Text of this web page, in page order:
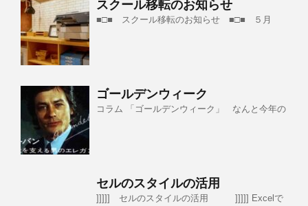
スクール移転のお知らせ
■□■ スクール移転のお知らせ ■□■ ５月
ゴールデンウィーク
コラム 「ゴールデンウィーク」 なんと今年の
セルのスタイルの活用
]]]]] セルのスタイルの活用 ]]]]] Excelで